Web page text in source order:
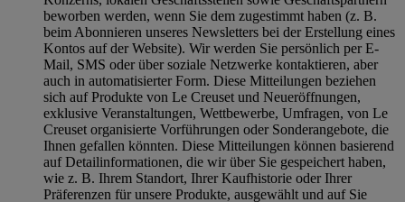
beworben werden, wenn Sie dem zugestimmt haben (z. B.
beim Abonnieren unseres Newsletters bei der Erstellung eines
Kontos auf der Website). Wir werden Sie persönlich per E-
Mail, SMS oder über soziale Netzwerke kontaktieren, aber
auch in automatisierter Form. Diese Mitteilungen beziehen
sich auf Produkte von Le Creuset und Neueröffnungen,
exklusive Veranstaltungen, Wettbewerbe, Umfragen, von Le
Creuset organisierte Vorführungen oder Sonderangebote, die
Ihnen gefallen könnten. Diese Mitteilungen können basierend
auf Detailinformationen, die wir über Sie gespeichert haben,
wie z. B. Ihrem Standort, Ihrer Kaufhistorie oder Ihrer
Präferenzen für unsere Produkte, ausgewählt und auf Sie